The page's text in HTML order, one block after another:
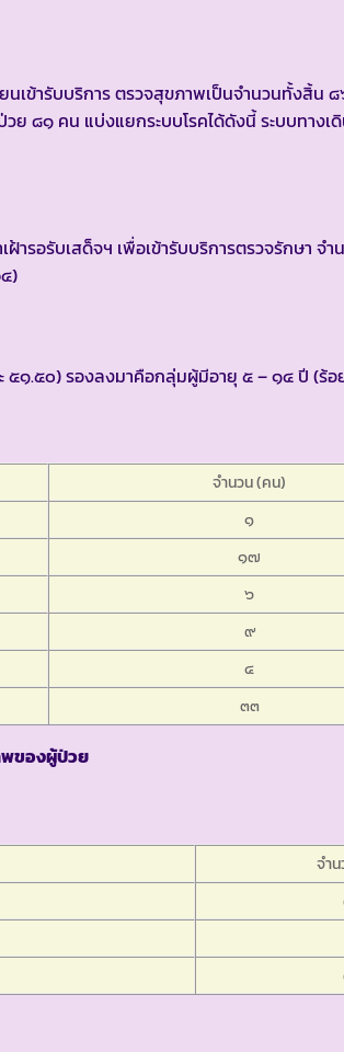
ยนเข้ารับบริการ ตรวจสุขภาพเป็นจำนวนทั้งสิ้
๘๑ คน แบ่งแยกระบบโรคได้ดังนี้ ระบบทางเ
ารอรับเสด็จฯ เพื่อเข้ารับบริการตรวจรักษา
)
๕๑.๕๐) รองลงมาคือกลุ่มผู้มีอายุ ๕ – ๑๔ ปี (ร้
จำนวน (คน)
๑
๑๗
๖
๙
๔
๓๓
พของผู้ป่วย
จำ